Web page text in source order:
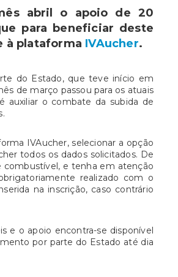
abril o apoio de 20
para beneficiar deste
à plataforma IVAucher.
do Estado, que teve início em
de março passou para os atuais
auxiliar o combate da subida de
IVAucher, selecionar a opção
todos os dados solicitados. De
e tenha em atenção
realizado com o
na inscrição, caso contrário
e o apoio encontra-se disponível
por parte do Estado até dia